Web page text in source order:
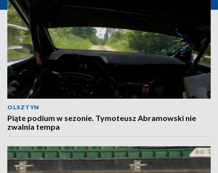
OLSZTYN
Piąte podium w sezonie. Tymoteusz Abramowski nie
zwalnia tempa